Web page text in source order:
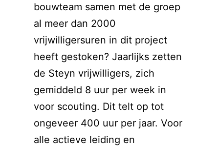
bouwteam samen met de groep
al meer dan 2000
vrijwilligersuren in dit project
heeft gestoken? Jaarlijks zetten
de Steyn vrijwilligers, zich
gemiddeld 8 uur per week in
voor scouting. Dit telt op tot
ongeveer 400 uur per jaar. Voor
alle actieve leiding en